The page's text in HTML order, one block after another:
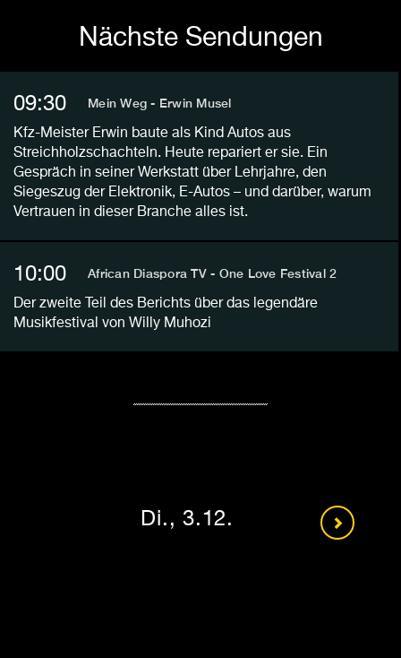
Nächste Sendungen
09:30 Mein Weg - Erwin Musel
Kfz-Meister Erwin baute als Kind Autos aus
Streichholzschachteln. Heute repariert er sie. Ein
Gespräch in seiner Werkstatt über Lehrjahre, den
Siegeszug der Elektronik, E-Autos – und darüber, warum
Vertrauen in dieser Branche alles ist.
10:00 African Diaspora TV - One Love Festival 2
Der zweite Teil des Berichts über das legendäre
Musikfestival von Willy Muhozi
Di., 3.12.